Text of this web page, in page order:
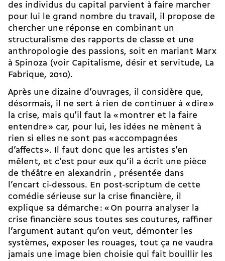
des individus du capital parvient à faire marcher
pour lui le grand nombre du travail, il propose de
chercher une réponse en combinant un
structuralisme des rapports de classe et une
anthropologie des passions, soit en mariant Marx
à Spinoza (voir Capitalisme, désir et servitude, La
Fabrique, 2010).
Après une dizaine d’ouvrages, il considère que,
désormais, il ne sert à rien de continuer à « dire »
la crise, mais qu’il faut la « montrer et la faire
entendre » car, pour lui, les idées ne mènent à
rien si elles ne sont pas « accompagnées
d’affects ». Il faut donc que les artistes s’en
mêlent, et c’est pour eux qu’il a écrit une pièce
de théâtre en alexandrin , présentée dans
l’encart ci-dessous. En post-scriptum de cette
comédie sérieuse sur la crise financière, il
explique sa démarche : « On pourra analyser la
crise financière sous toutes ses coutures, raffiner
l’argument autant qu’on veut, démonter les
systèmes, exposer les rouages, tout ça ne vaudra
jamais une image bien choisie qui fait bouillir les